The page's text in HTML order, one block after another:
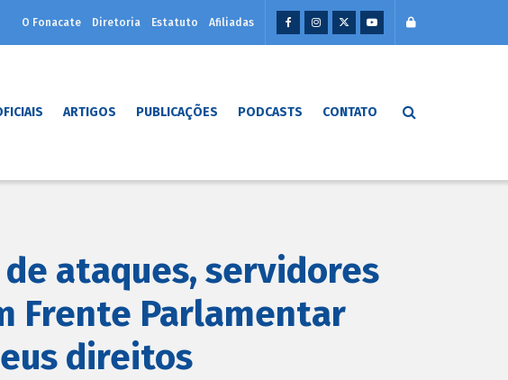
O Fonacate Diretoria Estatuto Afiliadas
ARTIGOS PUBLICAÇÕES PODCASTS CONTATO
de ataques, servidores
Frente Parlamentar
direitos